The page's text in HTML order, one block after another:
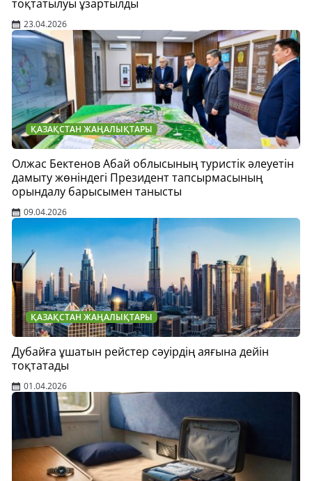
тоқтатылуы ұзартылды
23.04.2026
ҚАЗАҚСТАН ЖАҢАЛЫҚТАРЫ
Олжас Бектенов Абай облысының туристік әлеуетін
дамыту жөніндегі Президент тапсырмасының
орындалу барысымен танысты
09.04.2026
ҚАЗАҚСТАН ЖАҢАЛЫҚТАРЫ
Дубайға ұшатын рейстер сәуірдің аяғына дейін
тоқтатады
01.04.2026